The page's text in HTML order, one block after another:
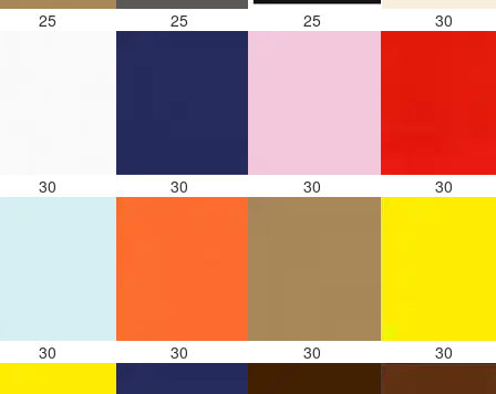
25 25 25 30
30 30 30 30
30 30 30 30